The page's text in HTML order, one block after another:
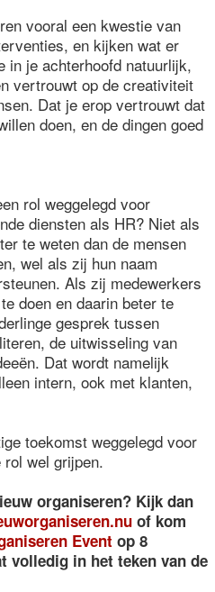
vooral een kwestie van
en kijken wat er
in je achterhoofd natuurlijk,
vertrouwt op de creativiteit
Dat je erop vertrouwt dat
doen, en de dingen goed
rol weggelegd voor
diensten als HR? Niet als
te weten dan de mensen
wel als zij hun naam
Als zij medewerkers
doen en daarin beter te
gesprek tussen
de uitwisseling van
Dat wordt namelijk
intern, ook met klanten,
toekomst weggelegd voor
wel grijpen.
organiseren? Kijk dan
of kom
Event op 8
volledig in het teken van de